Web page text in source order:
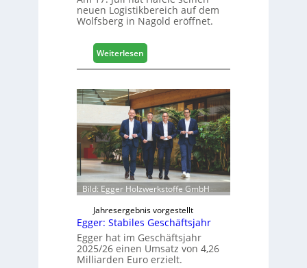
i
t
i
i
e
r
t
s
c
h
neuen Logistikbereich auf dem
Wolfsberg in Nagold eröffnet.
Weiterlesen:
H
f
e
l
e
e
r
ö
f
f
n
e
t
L
o
Bild: Egger Holzwerkstoffe GmbH
Jahresergebnis vorgestellt
Egger: Stabiles Geschäftsjahr
Egger hat im Geschäftsjahr
2025/26 einen Umsatz von 4,26
Milliarden Euro erzielt.